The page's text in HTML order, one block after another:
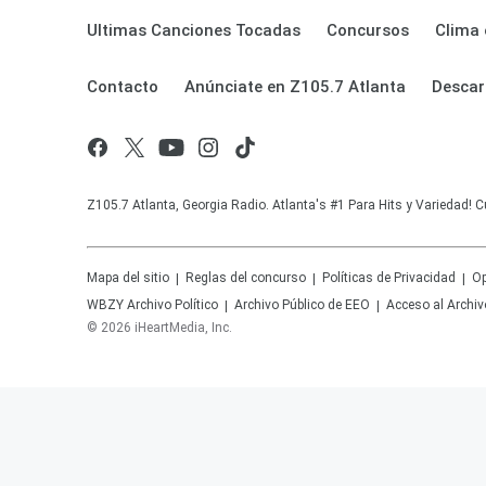
Ultimas Canciones Tocadas Concursos Clima
Contacto Anúnciate en Z105.7 Atlanta
Z105.7 Atlanta, Georgia Radio. Atlanta's #1 Para Hits y Variedad!
Mapa del sitio Reglas del concurso Políticas de Privacidad
WBZY Archivo Político Archivo Público de EEO
Acceso al
© 2026 iHeartMedia, Inc.